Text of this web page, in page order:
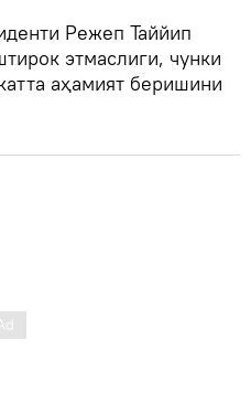
Режеп Таййип
этмаслиги, чунки
аҳамият беришини